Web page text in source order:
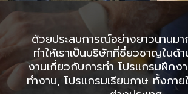
ด้วยประสบการณ์อย่างยาวนานม
ทำให้เราเป็นบริษัทที่ชี่ยวชาญในด้า
งานเกี่ยวกับการทำ โปรแกรมฝึกง
ทำงาน, โปรแกรมเรียนภาษ ทั้งภาย